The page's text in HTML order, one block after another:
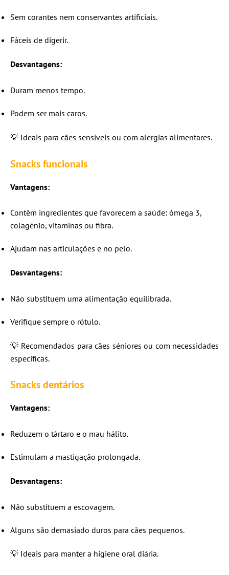
Sem corantes nem conservantes artificiais.
Fáceis de digerir.
Desvantagens:
Duram menos tempo.
Podem ser mais caros.
💡 Ideais para cães sensíveis ou com alergias alimentares.
Snacks funcionais
Vantagens:
Contêm ingredientes que favorecem a saúde: ómega 3,
colagénio, vitaminas ou fibra.
Ajudam nas articulações e no pelo.
Desvantagens:
Não substituem uma alimentação equilibrada.
Verifique sempre o rótulo.
💡 Recomendados para cães séniores ou com necessidades
específicas.
Snacks dentários
Vantagens:
Reduzem o tártaro e o mau hálito.
Estimulam a mastigação prolongada.
Desvantagens:
Não substituem a escovagem.
Alguns são demasiado duros para cães pequenos.
💡 Ideais para manter a higiene oral diária.